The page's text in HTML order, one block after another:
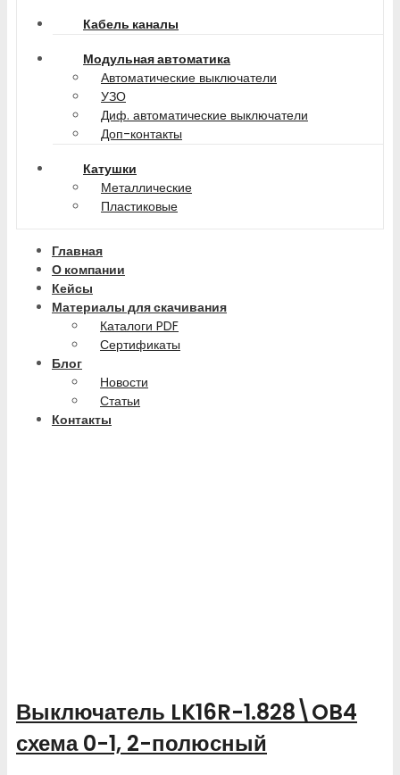
Кабель каналы
Модульная автоматика
Автоматические выключатели
УЗО
Диф. автоматические выключатели
Доп-контакты
Катушки
Металлические
Пластиковые
Главная
О компании
Кейсы
Материалы для скачивания
Каталоги PDF
Сертификаты
Блог
Новости
Статьи
Контакты
Выключатель LK16R-1.828\OB4
схема 0-1, 2-полюсный